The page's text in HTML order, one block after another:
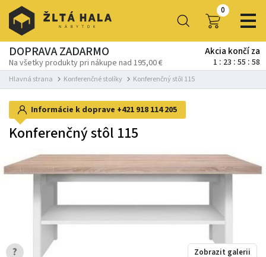
0
DOPRAVA ZADARMO
Na všetky produkty pri nákupe nad 195,00 €
Akcia končí za
1 23 55 58
Hlavná strana Konferenčné stolíky Konferenčný stôl 115
Informácie k doprave +421 918 114 205
Konferenčný stôl 115
Zobrazit galerii
?